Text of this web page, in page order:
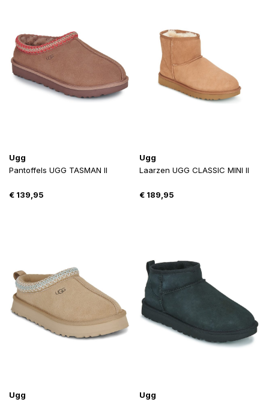
Ugg
Pantoffels UGG TASMAN II
€ 139,95
Ugg
Laarzen UGG CLASSIC MINI II
€189,95
Ugg
Ugg